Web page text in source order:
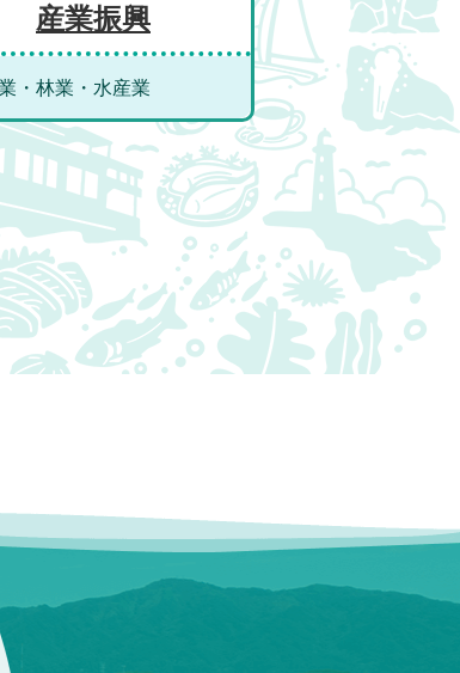
産業振興
・林業・水産業